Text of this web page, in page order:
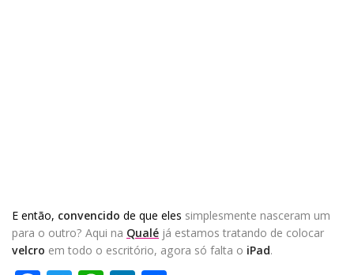
E então, convencido de que eles simplesmente nasceram um
para o outro? Aqui na Qualé já estamos tratando de colocar
velcro em todo o escritório, agora só falta o iPad.